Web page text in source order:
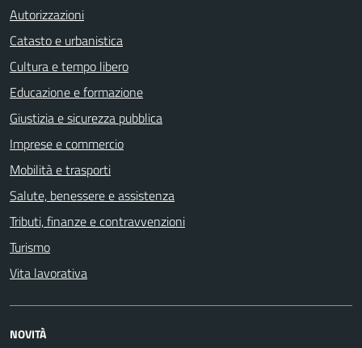
Autorizzazioni
Catasto e urbanistica
Cultura e tempo libero
Educazione e formazione
Giustizia e sicurezza pubblica
Imprese e commercio
Mobilità e trasporti
Salute, benessere e assistenza
Tributi, finanze e contravvenzioni
Turismo
Vita lavorativa
NOVITÀ